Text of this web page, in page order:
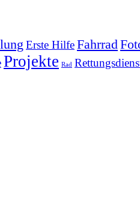
Erste HilfeFahrrad
Projekte Rad